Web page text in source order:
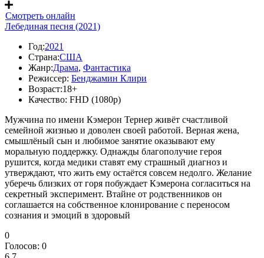
Смотреть онлайн
Лебединая песня (2021)
Год:2021
Страна:США
Жанр:Драма, Фантастика
Режиссер: Бенджамин Клири
Возраст:18+
Качество: FHD (1080p)
Мужчина по имени Кэмерон Тернер живёт счастливой
семейной жизнью и доволен своей работой. Верная жена,
смышлёный сын и любимое занятие оказывают ему
моральную поддержку. Однажды благополучие героя
рушится, когда медики ставят ему страшный диагноз и
утверждают, что жить ему остаётся совсем недолго. Желание
уберечь близких от горя побуждает Кэмерона согласиться на
секретный эксперимент. Втайне от родственников он
соглашается на собственное клонирование с переносом
сознания и эмоций в здоровый
0
Голосов: 0